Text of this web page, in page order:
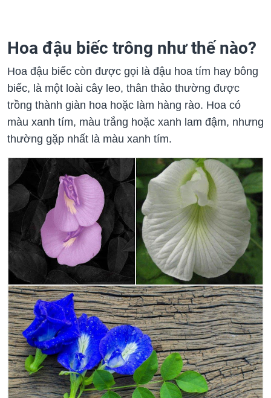
Hoa đậu biếc trông như thế nào?
Hoa đậu biếc còn được gọi là đậu hoa tím hay bông
biếc, là một loài cây leo, thân thảo thường được
trồng thành giàn hoa hoặc làm hàng rào. Hoa có
màu xanh tím, màu trắng hoặc xanh lam đậm, nhưng
thường gặp nhất là màu xanh tím.